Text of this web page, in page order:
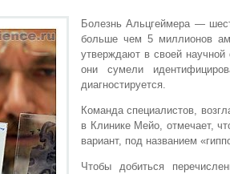
Болезнь Альцгеймера —
больше чем 5 миллионов
утверждают в своей научной
они сумели
диагностируется.
Команда специалистов,
в Клинике Мейо, отмечает,
вариант, под названием
Чтобы добиться